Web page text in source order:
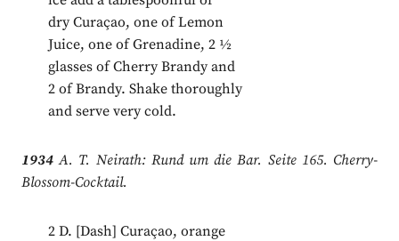
dry Curaçao, one of Lemon
Juice, one of Grenadine, 2 1⁄2
glasses of Cherry Brandy and
2 of Brandy. Shake thoroughly
and serve very cold.
1934A. T. Neirath: Rund um die Bar. Seite 165. Cherry-
Blossom-Cocktail.
2 D. [Dash] Curaçao, orange